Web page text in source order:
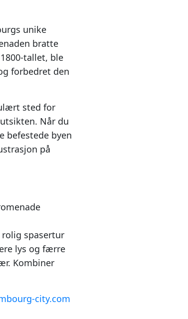
unike
bratte
tallet, ble
forbedret den
sted for
Når du
befestede byen
på
spasertur
lys og færre
Kombiner
city.com